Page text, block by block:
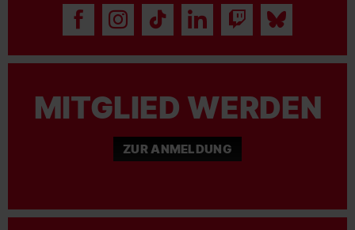
MITGLIED WERDEN
ZUR ANMELDUNG